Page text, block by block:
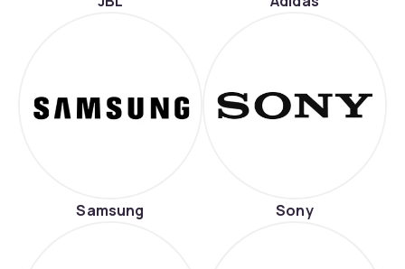
Samsung Sony